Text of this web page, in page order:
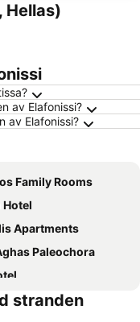
Hellas)
av Elafonissi?
av Elafonissi?
Family Rooms
Hotel
Apartments
Paleochora
stranden